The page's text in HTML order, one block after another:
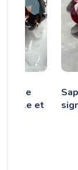
de
opale et